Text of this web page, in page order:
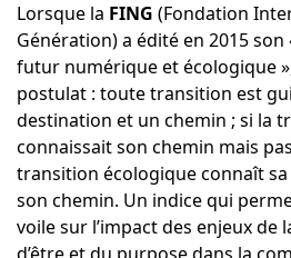
Lorsque la FING (Fondation
Génération) a édité en 2015
futur numérique et écologique
postulat : toute transition est
destination et un chemin ; si la
connaissait son chemin mais
transition écologique connaît
son chemin. Un indice qui
voile sur l’impact des enjeux de